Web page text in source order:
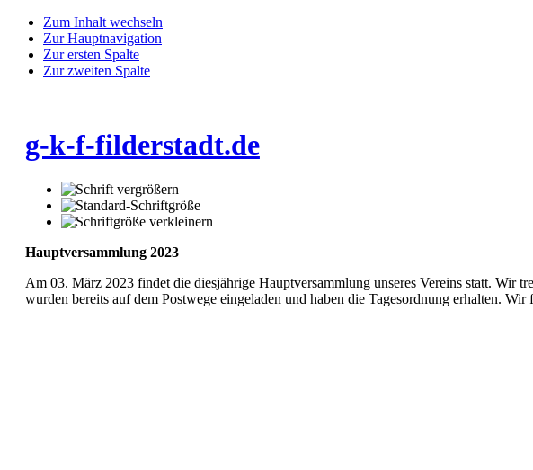
Zum Inhalt wechseln
Zur Hauptnavigation
Zur ersten Spalte
Zur zweiten Spalte
g-k-f-filderstadt.de
Hauptversammlung 2023
Am 03. März 2023 findet die diesjährige Hauptversammlung unseres Vereins statt. Wir
wurden bereits auf dem Postwege eingeladen und haben die Tagesordnung erhalten.